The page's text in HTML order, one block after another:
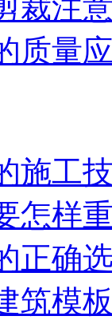
裁注
质量
施工
怎样
正确
筑模